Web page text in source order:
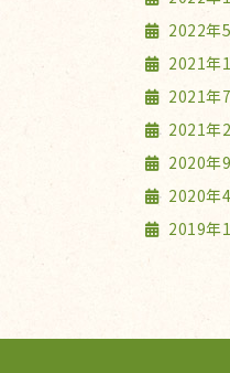
2022年
2021年
2021年
2021年
2020年
2020年
2019年